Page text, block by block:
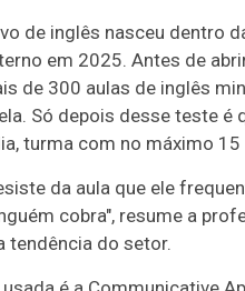
de inglês nasceu dentro
em 2025. Antes de
de 300 aulas de inglês
Só depois desse teste é
turma com no máximo 15
da aula que ele
cobra", resume a
tendência do setor.